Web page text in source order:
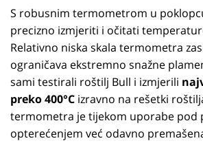
S robusnim termometrom u
precizno izmjeriti i očitati
Relativno niska skala termometra
ograničava ekstremno snažne
sami testirali roštilj Bull i izmjerili
preko 400°C izravno na rešetki
termometra je tijekom uporabe pod
opterećenjem već odavno